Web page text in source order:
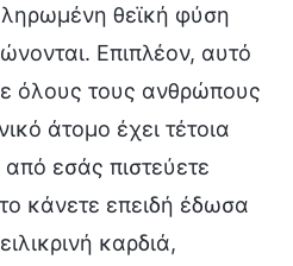
θεϊκή φύση
Επιπλέον, αυτό
όλους τους ανθρώπους
άτομο έχει τέτοια
εσάς πιστεύετε
κάνετε επειδή έδωσα
καρδιά,